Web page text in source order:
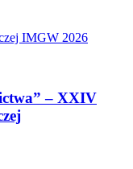
– XXIV